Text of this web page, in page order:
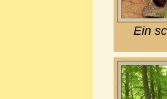
Ein